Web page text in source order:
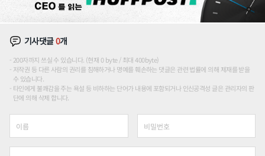
기사댓글0개
200자까지 쓰실 수 있습니다. (현재 0 byte / 최대 400byte)
저작권 등 다른 사람의 권리를 침해하거나 명예를 훼손하는 댓글은 관련 법률에 의해 제재를 받을
수 있습니다.
타인에게 불쾌감을 주는 욕설 등 비하하는 단어가 내용에 포함되거나 인신공격성 글은 관리자의 판
단에 의해 삭제 합니다.